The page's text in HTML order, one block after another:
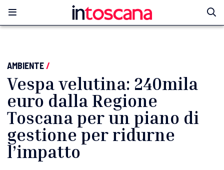
AMBIENTE/
Vespa velutina: 240mila
euro dalla Regione
Toscana per un piano di
gestione per ridurne
l’impatto